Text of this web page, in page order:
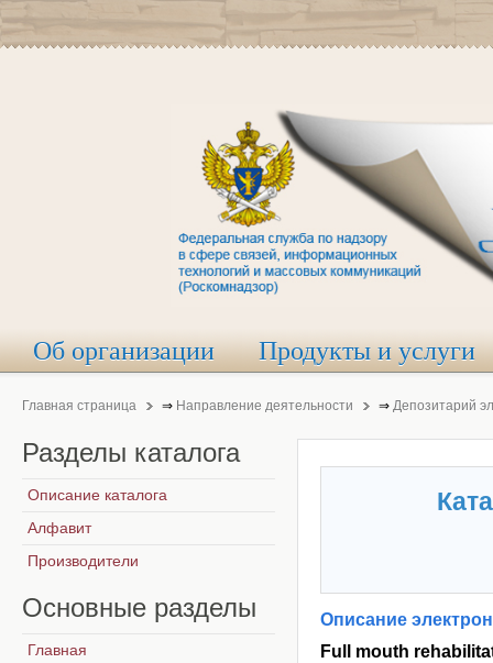
Об организации Продукты и услуги
Главная страница ⇒ Направление деятельности ⇒ Депозитарий
Описание
Full mouth
Разделы каталога
Описание каталога
Алфавит
Производители
Основные разделы
Главная